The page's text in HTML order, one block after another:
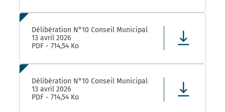
Délibération N°10 Conseil Municipal
13 avril 2026
PDF - 714,54 Ko
Délibération N°10 Conseil Municipal
13 avril 2026
PDF - 714,54 Ko